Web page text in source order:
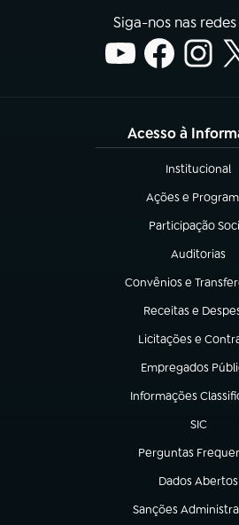
Siga-nos nas
Acesso à
Institucional
(abre em nova
Ações e
(abre em nova
Participação
(abre em nova
Auditorias
(abre em
Convênios e
(abre em nova aba)
Receitas e
(abre em nova
Licitações e
(abre em nova
Empregados
(abre em nova
Informações
(abre em nova aba)
SIC
(abre em
Perguntas
(abre em nova
Dados Abertos
(abre em nova
Sanções
(abre em nova aba)